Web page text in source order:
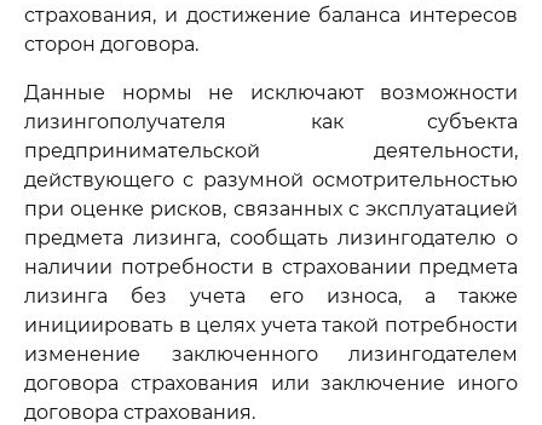
страхования, и достижение баланса интересов
сторон договора.
Данные нормы не исключают возможности
лизингополучателя как субъекта
предпринимательской деятельности,
действующего с разумной осмотрительностью
при оценке рисков, связанных с эксплуатацией
предмета лизинга, сообщать лизингодателю о
наличии потребности в страховании предмета
лизинга без учета его износа, а также
инициировать в целях учета такой потребности
изменение заключенного лизингодателем
договора страхования или заключение иного
договора страхования.